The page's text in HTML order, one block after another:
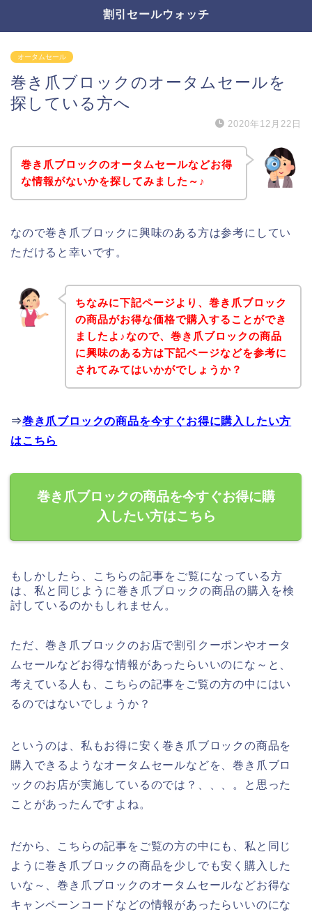
割引セールウォッチ
オータムセール
巻き爪ブロックのオータムセールを
探している方へ
2020年12月22日
巻き爪ブロックのオータムセールなどお得
な情報がないかを探してみました～♪
なので巻き爪ブロックに興味のある方は参考にしてい
ただけると幸いです。
ちなみに下記ページより、巻き爪ブロック
の商品がお得な価格で購入することができ
ましたよ♪なので、巻き爪ブロックの商品
に興味のある方は下記ページなどを参考に
されてみてはいかがでしょうか？
⇒巻き爪ブロックの商品を今すぐお得に購入したい方
はこちら
巻き爪ブロックの商品を今すぐお得に購
入したい方はこちら
もしかしたら、こちらの記事をご覧になっている方
は、私と同じように巻き爪ブロックの商品の購入を検
討しているのかもしれません。
ただ、巻き爪ブロックのお店で割引クーポンやオータ
ムセールなどお得な情報があったらいいのにな～と、
考えている人も、こちらの記事をご覧の方の中にはい
るのではないでしょうか？
というのは、私もお得に安く巻き爪ブロックの商品を
購入できるようなオータムセールなどを、巻き爪ブロ
ックのお店が実施しているのでは？、、、。と思った
ことがあったんですよね。
だから、こちらの記事をご覧の方の中にも、私と同じ
ように巻き爪ブロックの商品を少しでも安く購入した
いな～、巻き爪ブロックのオータムセールなどお得な
キャンペーンコードなどの情報があったらいいのにな